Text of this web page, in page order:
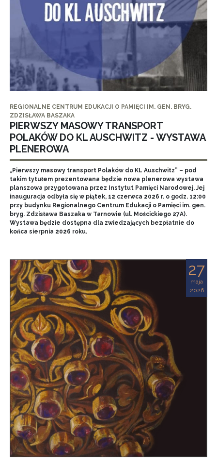
REGIONALNE CENTRUM EDUKACJI O PAMIĘCI IM. GEN. BRYG.
ZDZISŁAWA BASZAKA
PIERWSZY MASOWY TRANSPORT
POLAKÓW DO KL AUSCHWITZ - WYSTAWA
PLENEROWA
„Pierwszy masowy transport Polaków do KL Auschwitz” – pod
takim tytułem prezentowana będzie nowa plenerowa wystawa
planszowa przygotowana przez Instytut Pamięci Narodowej. Jej
inauguracja odbyła się w piątek, 12 czerwca 2026 r. o godz. 12:00
przy budynku Regionalnego Centrum Edukacji o Pamięci im. gen.
bryg. Zdzisława Baszaka w Tarnowie (ul. Mościckiego 27A).
Wystawa będzie dostępna dla zwiedzających bezpłatnie do
końca sierpnia 2026 roku.
27
maja
2026